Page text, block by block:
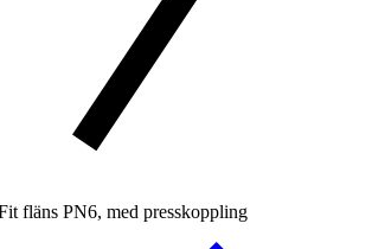
fläns PN6, med presskoppling